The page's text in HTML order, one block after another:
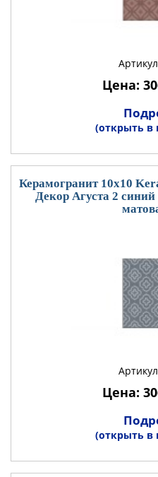
Цена:
(открыть в
Керамогранит 10x10
Декор Агуста 2
Цена:
(открыть в